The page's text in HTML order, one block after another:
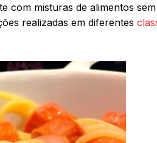
com misturas de alimentos
realizadas em diferentes